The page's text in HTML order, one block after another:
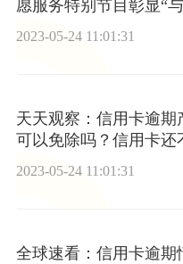
愿服务特别节目彰显“
2023-05-24 11:01:31
天天观察：信用卡逾期
可以免除吗？信用卡还
2023-05-24 11:01:31
全球速看：信用卡逾期